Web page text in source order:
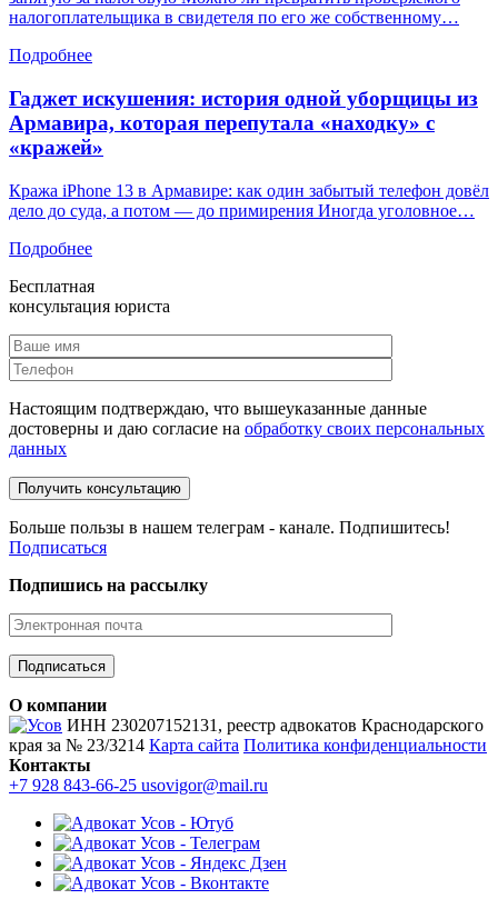
налогоплательщика в свидетеля по его же собственному…
Подробнее
Гаджет искушения: история одной уборщицы из
Армавира, которая перепутала «находку» с
«кражей»
Кража iPhone 13 в Армавире: как один забытый телефон довёл
дело до суда, а потом — до примирения Иногда уголовное…
Подробнее
Бесплатная
консультация юриста
Настоящим подтверждаю, что вышеуказанные данные
достоверны и даю согласие на обработку своих персональных
данных
Больше пользы в нашем телеграм - канале. Подпишитесь!
Подписаться
Подпишись на рассылку
О компании
ИНН 230207152131, реестр адвокатов Краснодарского
края за № 23/3214 Карта сайта Политика конфиденциальности
Контакты
+7 928 843-66-25 usovigor@mail.ru